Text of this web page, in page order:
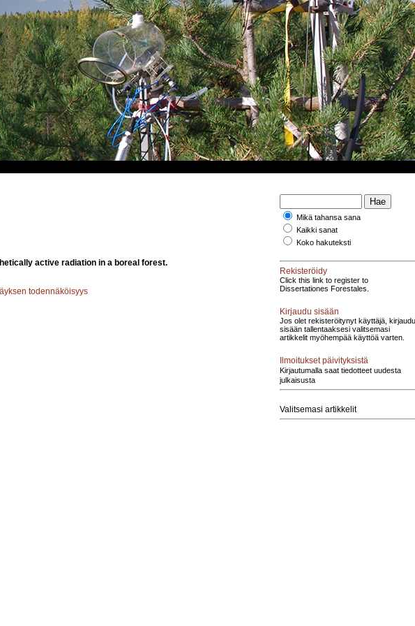
active radiation in a boreal forest.
todennäköisyys
Mikä tahansa sana
Kaikki sanat
Koko hakuteksti
Rekisteröidy
Click this link to register to
Dissertationes Forestales.
Kirjaudu sisään
Jos olet rekisteröitynyt käyttäjä, kirjaudu
sisään tallentaaksesi valitsemasi
artikkelit myöhempää käyttöä varten.
Ilmoitukset päivityksistä
Kirjautumalla saat tiedotteet uudesta
julkaisusta
Valitsemasi artikkelit